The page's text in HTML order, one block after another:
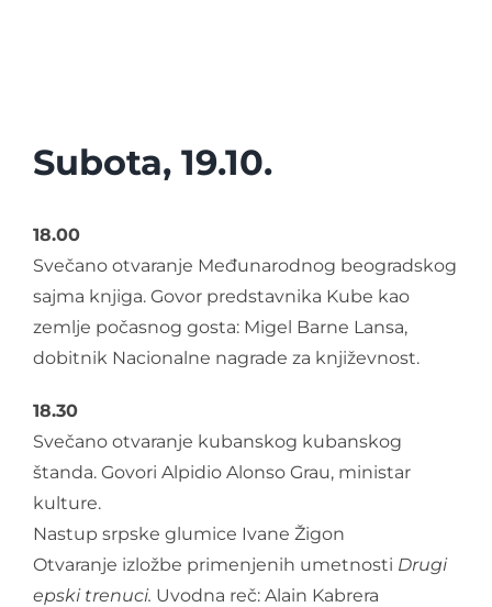
Subota, 19.10.
18.00
Svečano otvaranje Međunarodnog beogradskog
sajma knjiga. Govor predstavnika Kube kao
zemlje počasnog gosta: Migel Barne Lansa,
dobitnik Nacionalne nagrade za književnost.
18.30
Svečano otvaranje kubanskog kubanskog
štanda. Govori Alpidio Alonso Grau, ministar
kulture.
Nastup srpske glumice Ivane Žigon
Otvaranje izložbe primenjenih umetnosti Drugi
epski trenuci. Uvodna reč: Alain Kabrera